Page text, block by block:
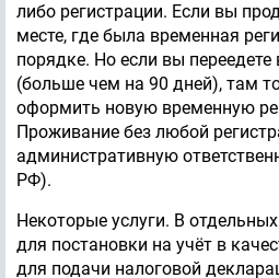
либо регистрации. Если вы
месте, где была временная
порядке. Но если вы переедете
(больше чем на 90 дней), там
оформить новую временную
Проживание без любой
административную
РФ).
Некоторые услуги. В
для постановки на учёт в
для подачи налоговой